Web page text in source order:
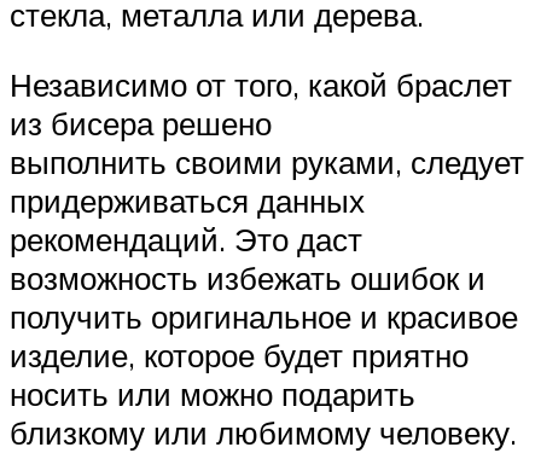
стекла, металла или дерева.
Независимо от того, какой браслет
из бисера решено
выполнить своими руками, следует
придерживаться данных
рекомендаций. Это даст
возможность избежать ошибок и
получить оригинальное и красивое
изделие, которое будет приятно
носить или можно подарить
близкому или любимому человеку.